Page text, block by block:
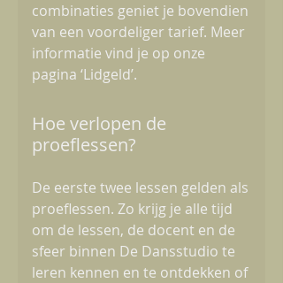
combinaties geniet je bovendien
van een voordeliger tarief. Meer
informatie vind je op onze
pagina ‘Lidgeld’.
Hoe verlopen de
proeflessen?
De eerste twee lessen gelden als
proeflessen. Zo krijg je alle tijd
om de lessen, de docent en de
sfeer binnen De Dansstudio te
leren kennen en te ontdekken of